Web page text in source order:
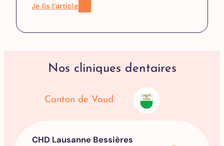
Je lis l’article
Nos cliniques dentaires
Canton de Vaud
CHD Lausanne Bessières